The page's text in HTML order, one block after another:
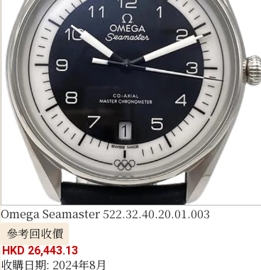
Omega Seamaster 522.32.40.20.01.003
參考回收價
HKD 26,443.13
收購日期: 2024年8月